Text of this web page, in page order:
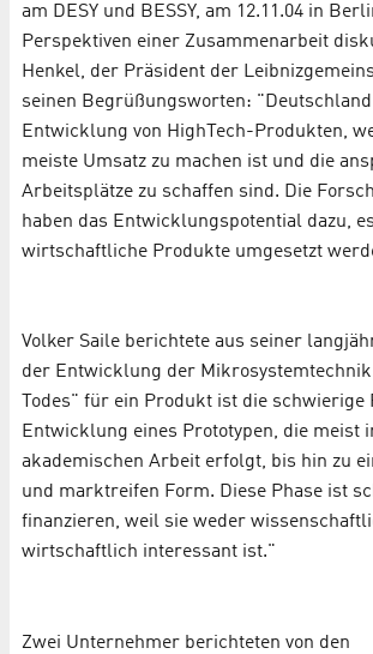
am DESY und BESSY, am 12.11.04 in
Perspektiven einer Zusammenarbeit
Henkel, der Präsident der
seinen Begrüßungsworten:
Entwicklung von HighTech-Produkten,
meiste Umsatz zu machen ist und die
Arbeitsplätze zu schaffen sind. Die
haben das Entwicklungspotential dazu,
wirtschaftliche Produkte umgesetzt
Volker Saile berichtete aus seiner
der Entwicklung der
Todes" für ein Produkt ist die schwierige
Entwicklung eines Prototypen, die meist
akademischen Arbeit erfolgt, bis hin zu
und marktreifen Form. Diese Phase ist
finanzieren, weil sie weder
wirtschaftlich interessant ist."
Zwei Unternehmer berichteten von den